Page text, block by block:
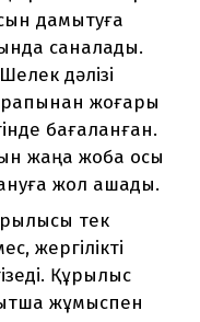
дамытуға
саналады.
дәлізі
жоғары
бағаланған.
жаңа жоба осы
жол ашады.
тек
жергілікті
Құрылыс
жұмыспен